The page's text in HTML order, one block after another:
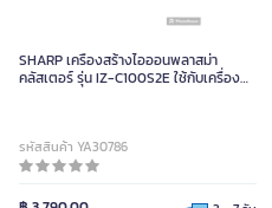
SHARP เครื่องสร้างไอออนพลาสม่า
คลัสเตอร์ รุ่น IZ-C100S2E ใช้กับเครื่อง
รหัสสินค้า YA30786